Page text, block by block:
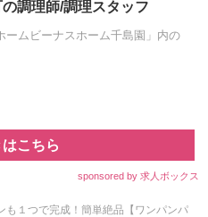
調理師/調理スタッフ
ムビーナスホーム千島園」内の
こちら
sponsored by 求人ボックス
も１つで完成！簡単絶品【ワンパンパ